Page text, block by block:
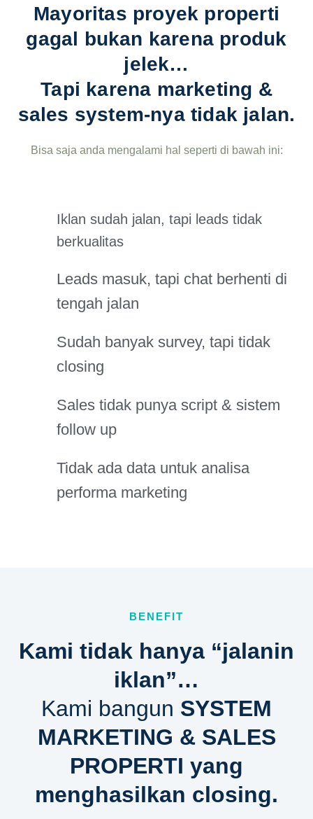
Mayoritas proyek properti
gagal bukan karena produk
jelek…
Tapi karena marketing &
sales system-nya tidak jalan.
Bisa saja anda mengalami hal seperti di bawah ini:
Iklan sudah jalan, tapi leads tidak
berkualitas
Leads masuk, tapi chat berhenti di
tengah jalan
Sudah banyak survey, tapi tidak
closing
Sales tidak punya script & sistem
follow up
Tidak ada data untuk analisa
performa marketing
BENEFIT
Kami tidak hanya “jalanin
iklan”…
Kami bangun SYSTEM
MARKETING & SALES
PROPERTI yang
menghasilkan closing.